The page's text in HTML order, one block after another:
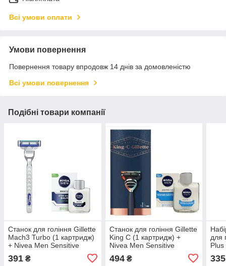
Всі умови оплати
Умови повернення
Повернення товару впродовж 14 днів за домовленістю
Всі умови повернення
Подібні товари компанії
Станок для гоління Gillette
Mach3 Turbo (1 картридж)
+ Nivea Men Sensitive
бальзам після гоління 100
мл
391 ₴
Станок для гоління Gillette
King C (1 картридж) +
Nivea Men Sensitive
гоління 100 мл
494₴
для
335